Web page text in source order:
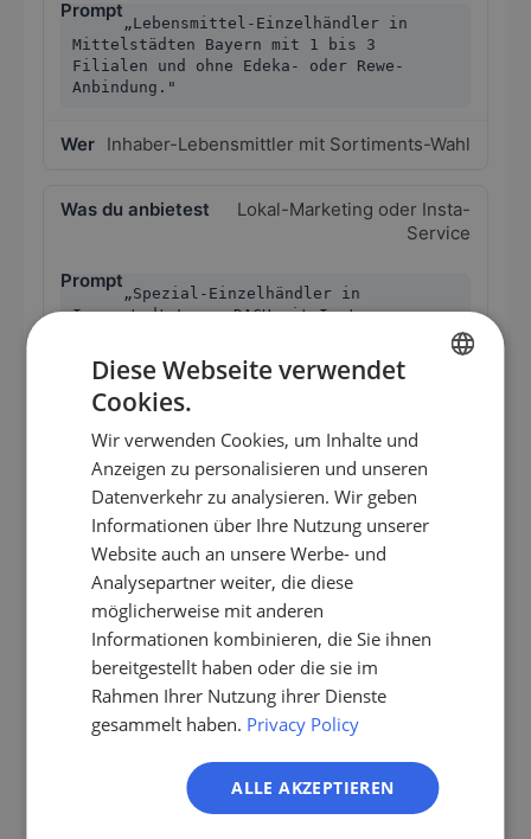
„Lebensmittel-Einzelhändler in
Mittelstädten Bayern mit 1 bis 3
Filialen und ohne Edeka- oder Rewe-
Anbindung."
Inhaber-Lebensmittler mit Sortiments-Wahl
Lokal-Marketing oder Insta-
Service
„Spezial-Einzelhändler in
Innenstadt-Lagen DACH mit Instagram-
mindestens einem Mitarbeiter."
Spezial-Einzelhändler mit Marketing-Lücke
Der Vorteil zeigt sich besonders bei Spezialisten.
Konzept-Stores mit Click-and-Collect, Schmuck-
Boutiquen mit hochpreisiger Auswahl oder Buch-
Spezial-Händler lassen sich über Branchencodes
nicht abbilden – ein Freitext-Prompt findet sie.
Praxis-Workflow: Vom Listen-Export
Der Workflow läuft in fünf Schritten.
EN
FR
PL
Diese Webseite verwendet
Cookies.
Wir verwenden Cookies, um Inhalte und
Anzeigen zu personalisieren und unseren
Datenverkehr zu analysieren. Wir geben
Informationen über Ihre Nutzung unserer
Website auch an unsere Werbe- und
Analysepartner weiter, die diese
möglicherweise mit anderen
Informationen kombinieren, die Sie ihnen
bereitgestellt haben oder die sie im
Rahmen Ihrer Nutzung ihrer Dienste
gesammelt haben. Privacy Policy
ALLE AKZEPTIEREN